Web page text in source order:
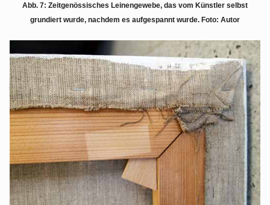
Abb. 7: Zeitgenössisches Leinengewebe, das vom Künstler selbst
grundiert wurde, nachdem es aufgespannt wurde. Foto: Autor